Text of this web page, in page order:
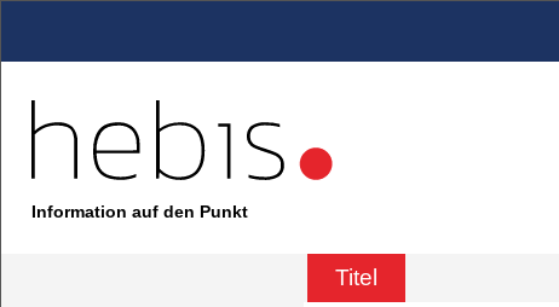
Information auf den Punkt
Titel